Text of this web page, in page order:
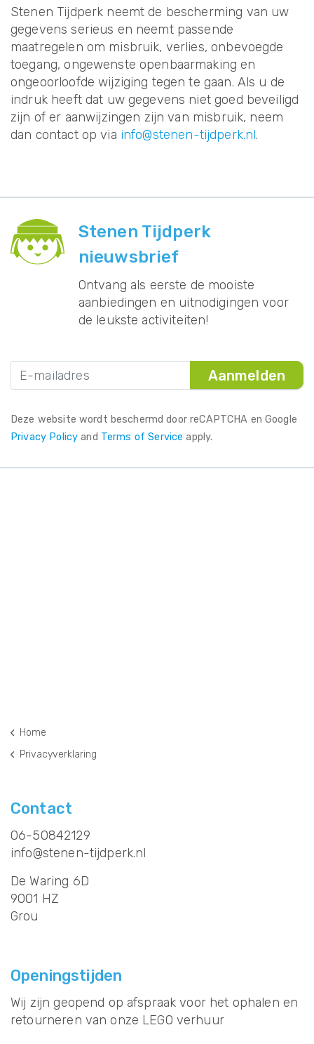
Stenen Tijdperk neemt de bescherming van uw
gegevens serieus en neemt passende
maatregelen om misbruik, verlies, onbevoegde
toegang, ongewenste openbaarmaking en
ongeoorloofde wijziging tegen te gaan. Als u de
indruk heeft dat uw gegevens niet goed beveiligd
zijn of er aanwijzingen zijn van misbruik, neem
dan contact op via info@stenen-tijdperk.nl.
Stenen Tijdperk
nieuwsbrief
Ontvang als eerste de mooiste
aanbiedingen en uitnodigingen voor
de leukste activiteiten!
Aanmelden
Deze website wordt beschermd door reCAPTCHA en Google
Privacy Policy and Terms of Service apply.
Home
Privacyverklaring
Contact
06-50842129
info@stenen-tijdperk.nl
De Waring 6D
9001 HZ
Grou
Openingstijden
Wij zijn geopend op afspraak voor het ophalen en
retourneren van onze LEGO verhuur